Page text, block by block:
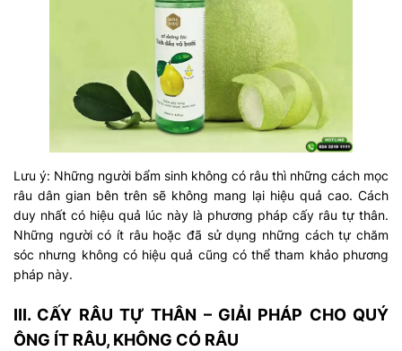
Lưu ý: Những người bẩm sinh không có râu thì những cách mọc
râu dân gian bên trên sẽ không mang lại hiệu quả cao. Cách
duy nhất có hiệu quả lúc này là phương pháp cấy râu tự thân.
Những người có ít râu hoặc đã sử dụng những cách tự chăm
sóc nhưng không có hiệu quả cũng có thể tham khảo phương
pháp này.
III. CẤY RÂU TỰ THÂN – GIẢI PHÁP CHO QUÝ
ÔNG ÍT RÂU, KHÔNG CÓ RÂU